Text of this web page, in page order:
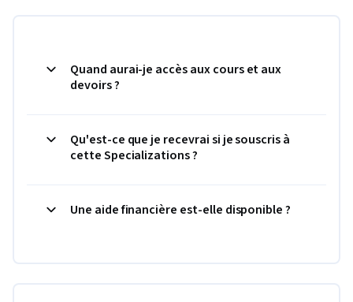
Quand aurai-je accès aux cours et aux
devoirs ?
Qu'est-ce que je recevrai si je souscris à
cette Specializations ?
Une aide financière est-elle disponible ?